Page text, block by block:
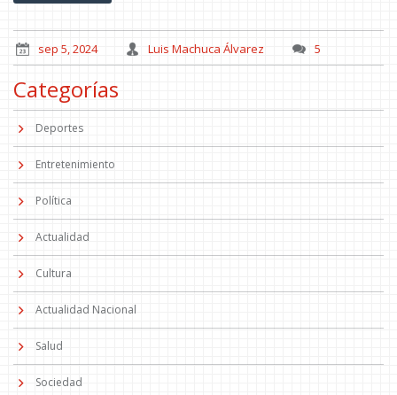
sep 5, 2024 Luis Machuca Álvarez 5
Categorías
Deportes
Entretenimiento
Política
Actualidad
Cultura
Actualidad Nacional
Salud
Sociedad